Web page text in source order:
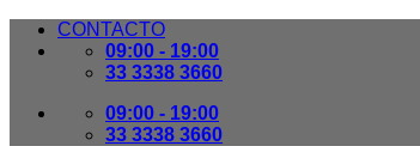
Skip
CONTACTO
09:00 - 19:00
33 3338 3660
09:00 - 19:00
33 3338 3660